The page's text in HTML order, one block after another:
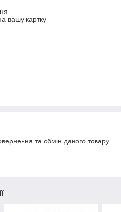
вашу картку
та обмін даного товару